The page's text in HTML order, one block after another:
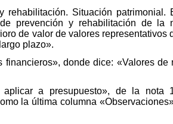
Situación patrimonial.
prevención y rehabilitación de la
de valor de valores representativos
plazo».
donde dice: «Valores de
a presupuesto», de la nota
la última columna